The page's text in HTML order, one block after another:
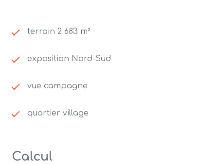
terrain 2 683 m²
exposition Nord-Sud
vue campagne
quartier village
Calcul